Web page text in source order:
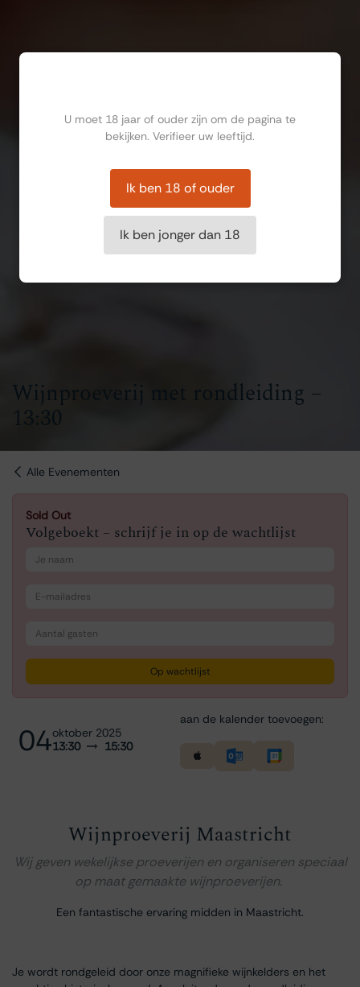
Wijnproeverij met rondleiding –
13:30
Alle Evenementen
Sold Out
Volgeboekt – schrijf je in op de wachtlijst
Op wachtlijst
04oktober 2025
13:30
15:30
aan de kalender toevoegen:
Wijnproeverij Maastricht
Wij geven wekelijkse proeverijen en organiseren speciaal
op maat gemaakte wijnproeverijen.
Een fantastische ervaring midden in Maastricht.
Je wordt rondgeleid door onze magnifieke wijnkelders en het
U moet 18 jaar of ouder zijn om de pagina te
bekijken. Verifieer uw leeftijd.
Ik ben 18 of ouder
Ik ben jonger dan 18